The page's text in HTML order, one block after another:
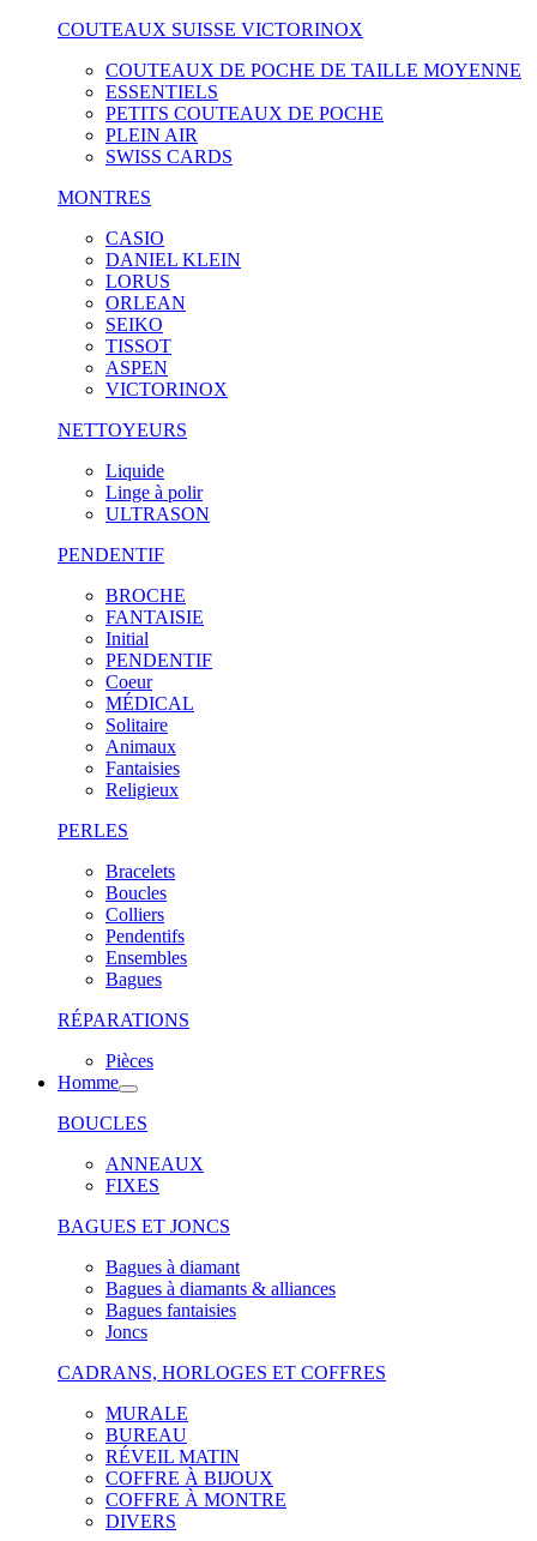
COUTEAUX SUISSE VICTORINOX
COUTEAUX DE POCHE DE TAILLE MOYENNE
ESSENTIELS
PETITS COUTEAUX DE POCHE
PLEIN AIR
SWISS CARDS
MONTRES
CASIO
DANIEL KLEIN
LORUS
ORLEAN
SEIKO
TISSOT
ASPEN
VICTORINOX
NETTOYEURS
Liquide
Linge à polir
ULTRASON
PENDENTIF
BROCHE
FANTAISIE
Initial
PENDENTIF
Coeur
MÉDICAL
Solitaire
Animaux
Fantaisies
Religieux
PERLES
Bracelets
Boucles
Colliers
Pendentifs
Ensembles
Bagues
RÉPARATIONS
Pièces
Homme
BOUCLES
ANNEAUX
FIXES
BAGUES ET JONCS
Bagues à diamant
Bagues à diamants & alliances
Bagues fantaisies
Joncs
CADRANS, HORLOGES ET COFFRES
MURALE
BUREAU
RÉVEIL MATIN
COFFRE À BIJOUX
COFFRE À MONTRE
DIVERS